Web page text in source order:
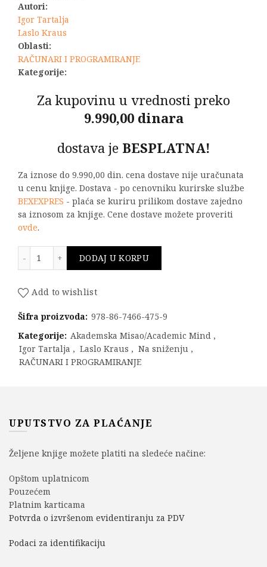
Autori:
Igor Tartalja
Laslo Kraus
Oblasti:
RAČUNARI I PROGRAMIRANJE
Kategorije:
Za kupovinu u vrednosti preko
9.990,00 dinara
dostava je BESPLATNA!
Za iznose do 9.990,00 din. cena dostave nije uračunata
u cenu knjige. Dostava - po cenovniku kurirske službe
BEXEXPRES - plaća se kuriru prilikom dostave zajedno
sa iznosom za knjige. Cene dostave možete proveriti
ovde.
DODAJ U KORPU
Add to wishlist
Šifra proizvoda: 978-86-7466-475-9
Kategorije: Akademska Misao/Academic Mind ,
Igor Tartalja , Laslo Kraus , Na sniženju ,
RAČUNARI I PROGRAMIRANJE
UPUTSTVO ZA PLAĆANJE
Željene knjige možete platiti na sledeće načine:
Opštom uplatnicom
Pouzećem
Platnim karticama
Potvrda o izvršenom evidentiranju za PDV
Podaci za identifikaciju